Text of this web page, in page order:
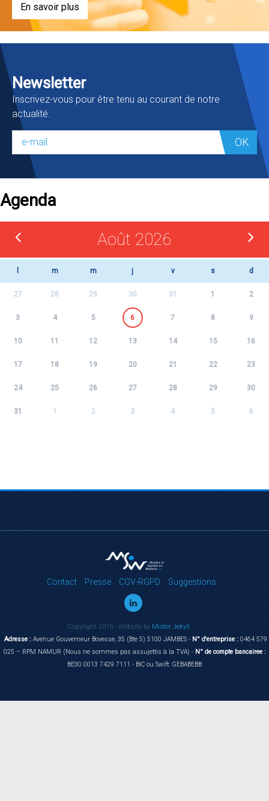
En savoir plus
Newsletter
Inscrivez-vous pour être tenu au courant de notre
actualité.
OK
Agenda
Août 2026
m m j v s d
27 28 29 30 31 1 2
3 4 5 6 7 8 9
10 11 12 13 14 15 16
17 18 19 20 21 22 23
24 25 26 27 28 29 30
31 1 2 3 4 5 6
Contact Presse CGV-RGPD Suggestions
Copyright 2016 - Website byMister Jekyll
Adresse :Avenue Gouverneur Bovesse, 35 (Bte 5) 5100 JAMBES -N° d'entreprise :0464 579
025 – RPM NAMUR (Nous ne sommes pas assujettis à la TVA) -N° de compte bancairee :
BE30 0013 7429 7111 - BIC ou Swift: GEBABEBB